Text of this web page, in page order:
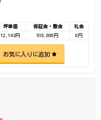
坪単価 保証金・敷金
礼金
12,143円 510,000円 0円
お気に入りに追加